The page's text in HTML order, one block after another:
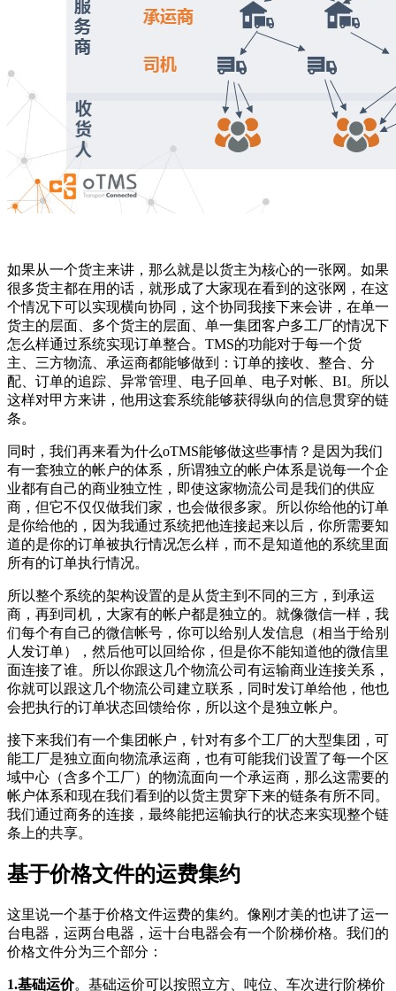
如果从一个货主来讲，那么就是以货主为核心的一张网。如果
很多货主都在用的话，就形成了大家现在看到的这张网，在这
个情况下可以实现横向协同，这个协同我接下来会讲，在单一
货主的层面、多个货主的层面、单一集团客户多工厂的情况下
怎么样通过系统实现订单整合。TMS的功能对于每一个货
主、三方物流、承运商都能够做到：订单的接收、整合、分
配、订单的追踪、异常管理、电子回单、电子对帐、BI。所以
这样对甲方来讲，他用这套系统能够获得纵向的信息贯穿的链
条。
同时，我们再来看为什么oTMS能够做这些事情？是因为我们
有一套独立的帐户的体系，所谓独立的帐户体系是说每一个企
业都有自己的商业独立性，即使这家物流公司是我们的供应
商，但它不仅仅做我们家，也会做很多家。所以你给他的订单
是你给他的，因为我通过系统把他连接起来以后，你所需要知
道的是你的订单被执行情况怎么样，而不是知道他的系统里面
所有的订单执行情况。
所以整个系统的架构设置的是从货主到不同的三方，到承运
商，再到司机，大家有的帐户都是独立的。就像微信一样，我
们每个有自己的微信帐号，你可以给别人发信息（相当于给别
人发订单），然后他可以回给你，但是你不能知道他的微信里
面连接了谁。所以你跟这几个物流公司有运输商业连接关系，
你就可以跟这几个物流公司建立联系，同时发订单给他，他也
会把执行的订单状态回馈给你，所以这个是独立帐户。
接下来我们有一个集团帐户，针对有多个工厂的大型集团，可
能工厂是独立面向物流承运商，也有可能我们设置了每一个区
域中心（含多个工厂）的物流面向一个承运商，那么这需要的
帐户体系和现在我们看到的以货主贯穿下来的链条有所不同。
我们通过商务的连接，最终能把运输执行的状态来实现整个链
条上的共享。
基于价格文件的运费集约
这里说一个基于价格文件运费的集约。像刚才美的也讲了运一
台电器，运两台电器，运十台电器会有一个阶梯价格。我们的
价格文件分为三个部分：
1.基础运价。基础运价可以按照立方、吨位、车次进行阶梯价